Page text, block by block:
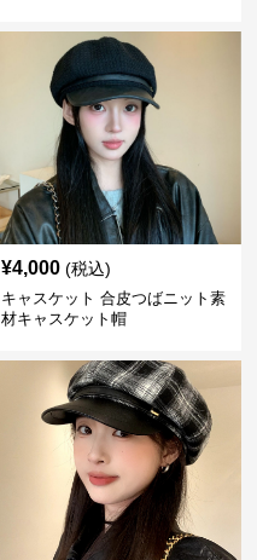
¥4,000 (税込)
キャスケット 合皮つばニット素
材キャスケット帽